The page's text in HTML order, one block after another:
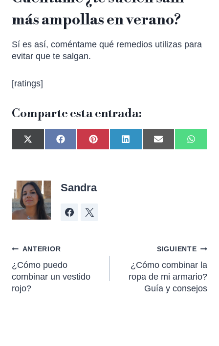
más ampollas en verano?
Sí es así, coméntame qué remedios utilizas para
evitar que te salgan.
[ratings]
Comparte esta entrada:
Sandra
ANTERIOR
¿Cómo puedo
combinar un vestido
rojo?
SIGUIENTE
¿Cómo combinar la
ropa de mi armario?
Guía y consejos